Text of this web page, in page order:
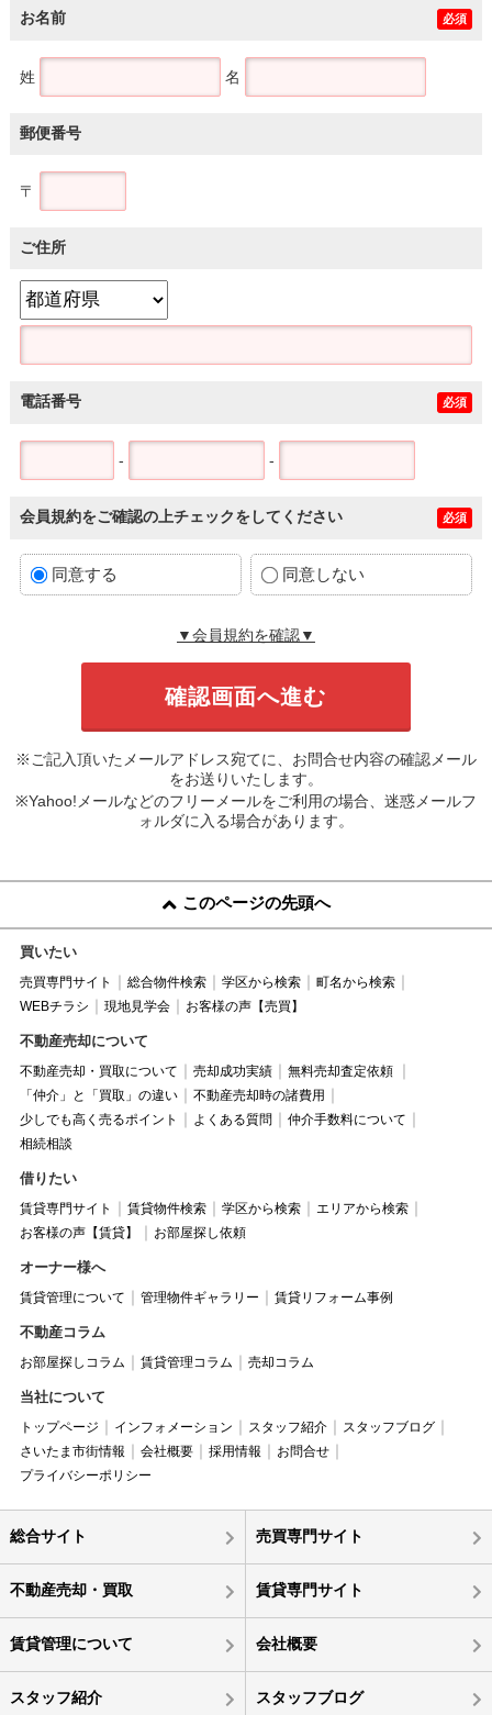
お名前 必須
姓 名
郵便番号
〒
ご住所
電話番号 必須
- -
会員規約をご確認の上チェックをしてください 必須
同意する 同意しない
▼会員規約を確認▼
※ご記入頂いたメールアドレス宛てに、お問合せ内容の確認メール
をお送りいたします。
※Yahoo!メールなどのフリーメールをご利用の場合、迷惑メールフ
ォルダに入る場合があります。
このページの先頭へ
買いたい
売買専門サイト 総合物件検索 学区から検索
町名から検索
WEBチラシ
現地見学会 お客様の声【売買】
不動産売却について
不動産売却・買取について 売却成功実績
無料売却査定依頼
「仲介」と「買取」の違い
不動産売却時の諸費用
少しでも高く売るポイント
よくある質問
仲介手数料について
相続相談
借りたい
賃貸専門サイト 賃貸物件検索 学区から検索
エリアから検索
お客様の声【賃貸】
お部屋探し依頼
オーナー様へ
賃貸管理について 管理物件ギャラリー 賃貸リフォーム事例
不動産コラム
お部屋探しコラム 賃貸管理コラム 売却コラム
当社について
トップページ インフォメーション スタッフ紹介
スタッフブログ
さいたま市街情報
会社概要 採用情報
お問合せ
プライバシーポリシー
総合サイト 売買専門サイト
不動産売却・買取 賃貸専門サイト
賃貸管理について 会社概要
スタッフ紹介 スタッフブログ